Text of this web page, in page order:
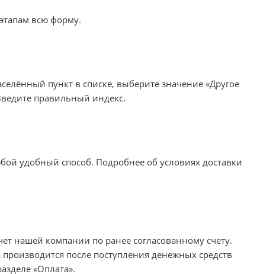
всю форму.
пункт в списке, выберите значение «Другое
правильный индекс.
удобный способ. Подробнее об условиях доставки
нашей компании по ранее согласованному счету.
после поступления денежных средств
«Оплата».